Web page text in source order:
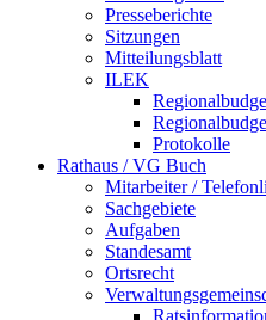
Presseberichte
Sitzungen
Mitteilungsblatt
ILEK
Protokolle
Rathaus / VG Buch
Mitarbeiter /
Sachgebiete
Aufgaben
Standesamt
Ortsrecht